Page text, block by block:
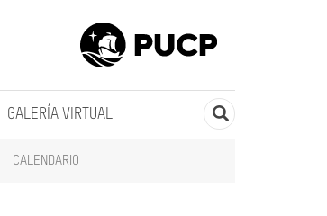
CALENDARIO
GALERÍA VIRTUAL